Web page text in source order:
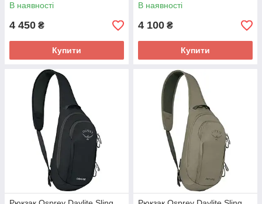
В наявності
4 450 ₴
Купити
В наявності
4 100 ₴
Купити